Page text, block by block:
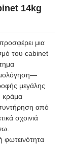
14kg
μια
του cabinet
μεγάλης
κράμα
συντήρηση από
σχοινιά
φωτεινότητα